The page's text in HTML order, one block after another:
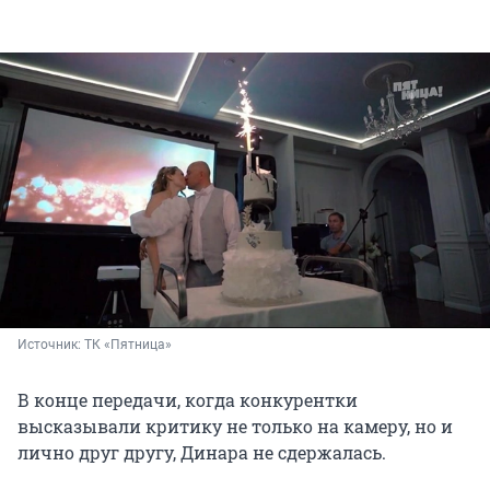
Источник: ТК «Пятница»
В конце передачи, когда конкурентки
высказывали критику не только на камеру, но и
лично друг другу, Динара не сдержалась.